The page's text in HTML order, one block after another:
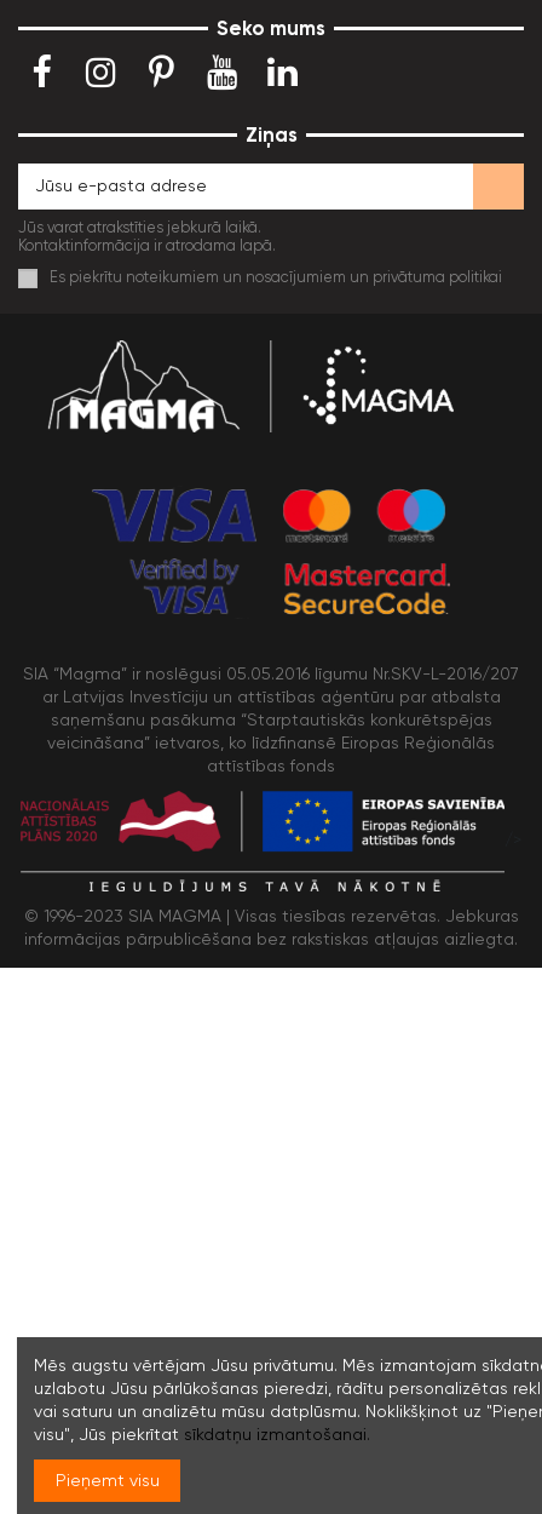
Seko mums
Ziņas
Jūs varat atrakstīties jebkurā laikā.
Kontaktinformācija ir atrodama lapā.
Es piekrītu noteikumiem un nosacījumiem un privātuma politikai
SIA “Magma” ir noslēgusi 05.05.2016 līgumu Nr.SKV-L-2016/207
ar Latvijas Investīciju un attīstības aģentūru par atbalsta
saņemšanu pasākuma “Starptautiskās konkurētspējas
veicināšana” ietvaros, ko līdzfinansē Eiropas Reģionālās
attīstības fonds
© 1996-2023 SIA MAGMA | Visas tiesības rezervētas. Jebkuras
informācijas pārpublicēšana bez rakstiskas atļaujas aizliegta.
Mēs augstu vērtējam Jūsu privātumu. Mēs izmantojam
uzlabotu Jūsu pārlūkošanas pieredzi, rādītu personalizētas
vai saturu un analizētu mūsu datplūsmu. Noklikšķinot uz
visu", Jūs piekrītat sīkdatņu izmantošanai.
Pieņemt visu